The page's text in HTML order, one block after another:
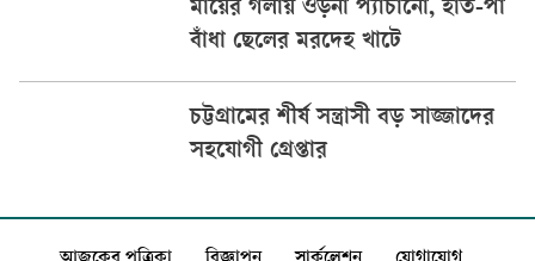
মায়ের গলায় ওড়না প্যাঁচানো, হাত-পা
বাঁধা ছেলের মরদেহ খাটে
চট্টগ্রামের শীর্ষ সন্ত্রাসী বড় সাজ্জাদের
সহযোগী গ্রেপ্তার